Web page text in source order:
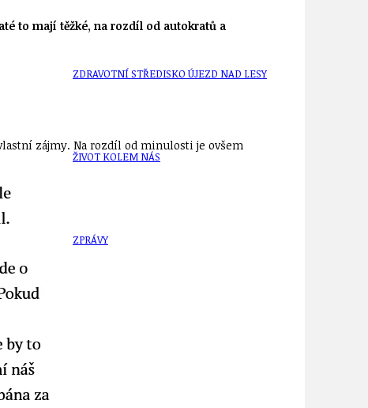
ZDRAVOTNÍ STŘEDISKO ÚJEZD NAD LESY
ŽIVOT KOLEM NÁS
ZPRÁVY
to mají těžké, na rozdíl od autokratů a
zájmy. Na rozdíl od minulosti je ovšem